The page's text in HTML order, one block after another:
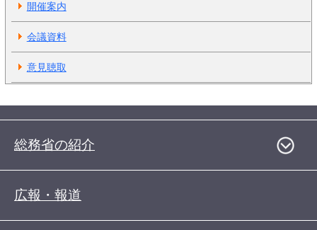
開催案内
会議資料
意見聴取
総務省の紹介
広報・報道